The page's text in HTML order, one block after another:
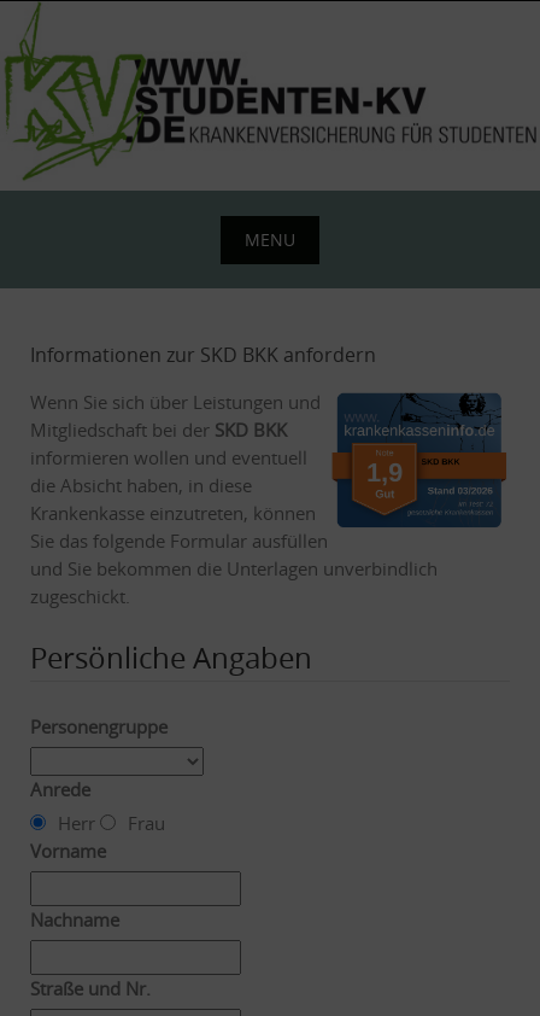
Skip
content
MENU
Skip
content
Informationen zur SKD BKK anfordern
Wenn Sie sich über Leistungen und
Mitgliedschaft bei der SKD BKK
informieren wollen und eventuell
die Absicht haben, in diese
Krankenkasse einzutreten, können
Sie das folgende Formular ausfüllen
und Sie bekommen die Unterlagen unverbindlich
zugeschickt.
Persönliche Angaben
Personengruppe
Anrede
Herr
Frau
Vorname
Nachname
Straße und Nr.